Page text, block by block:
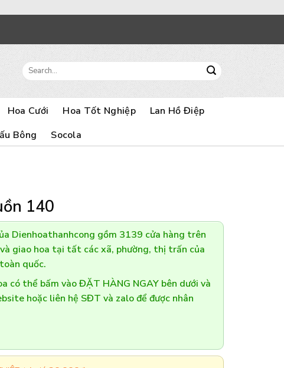
Search
for:
Hoa Cưới Hoa Tốt Nghiệp
Lan Hồ Điệp
Bông Socola
140
Dienhoathanhcong gồm 3139 cửa hàng trên
giao hoa tại tất các xã, phường, thị trấn của
quốc.
có thể bấm vào ĐẶT HÀNG NGAY bên dưới và
hoặc liên hệ SĐT và zalo để được nhân